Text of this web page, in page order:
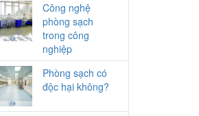
Công nghệ
phòng sạch
trong công
nghiệp
Phòng sạch có
độc hại không?